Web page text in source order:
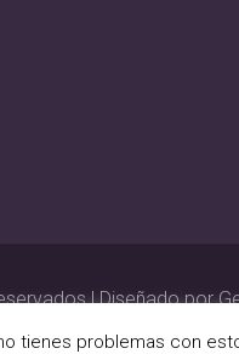
| Diseñado por
tienes problemas con